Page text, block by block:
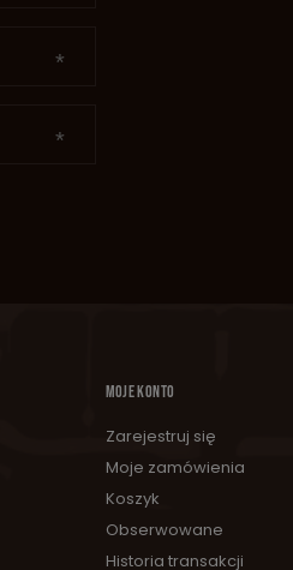
MOJE KONTO
Zarejestruj się
Moje zamówienia
Koszyk
Obserwowane
Historia transakcji